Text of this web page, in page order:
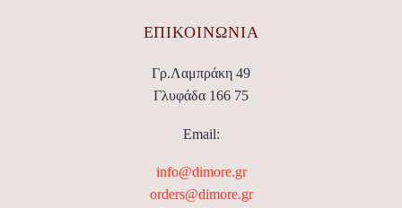
ΕΠΙΚΟΙΝΩΝΊΑ
Γρ.Λαμπράκη 49
Γλυφάδα 166 75
Email:
info@dimore.gr
orders@dimore.gr